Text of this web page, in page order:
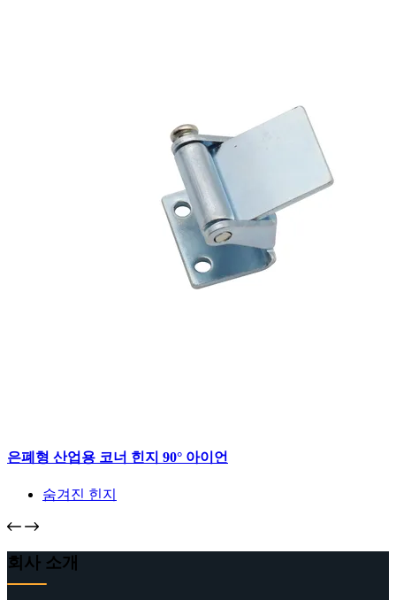
은폐형 산업용 코너 힌지 90° 아이언
숨겨진 힌지
회사 소개